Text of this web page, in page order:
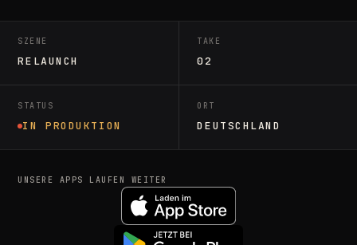
SZENE
RELAUNCH
TAKE
02
STATUS
IN PRODUKTION
ORT
DEUTSCHLAND
UNSERE APPS LAUFEN WEITER